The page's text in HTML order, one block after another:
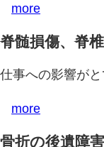
more
脊髄損傷、脊
仕事への影響がと
more
骨折の後遺障